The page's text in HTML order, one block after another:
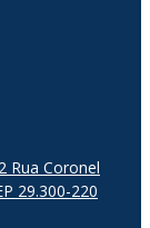
Rua Coronel
29.300-220